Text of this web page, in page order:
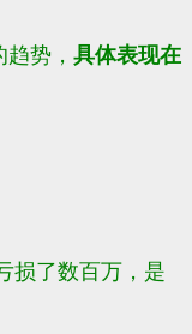
势， 具体表现在
损了数百万，是